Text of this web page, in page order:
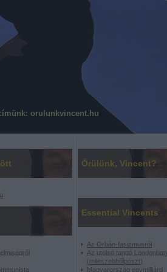
orulunkvincent.hu
Örülünk, Vincent?
Essential Vincents
Az Orbán-fasizmusról
Az utolsó tangó Londonban
(mileszebbőlposzt)
Magyarország egymilliárd